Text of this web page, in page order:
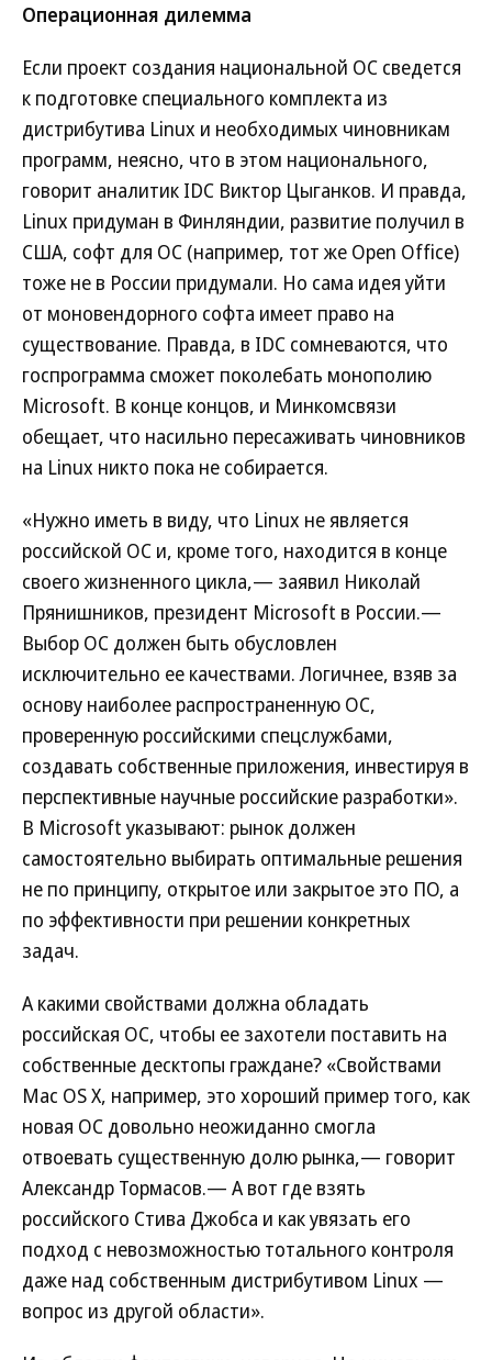
Операционная дилемма
Если проект создания национальной ОС сведется
к подготовке специального комплекта из
дистрибутива Linux и необходимых чиновникам
программ, неясно, что в этом национального,
говорит аналитик IDC Виктор Цыганков. И правда,
Linux придуман в Финляндии, развитие получил в
США, софт для ОС (например, тот же Open Office)
тоже не в России придумали. Но сама идея уйти
от моновендорного софта имеет право на
существование. Правда, в IDC сомневаются, что
госпрограмма сможет поколебать монополию
Microsoft. В конце концов, и Минкомсвязи
обещает, что насильно пересаживать чиновников
на Linux никто пока не собирается.
«Нужно иметь в виду, что Linux не является
российской ОС и, кроме того, находится в конце
своего жизненного цикла,— заявил Николай
Прянишников, президент Microsoft в России.—
Выбор ОС должен быть обусловлен
исключительно ее качествами. Логичнее, взяв за
основу наиболее распространенную ОС,
проверенную российскими спецслужбами,
создавать собственные приложения, инвестируя в
перспективные научные российские разработки».
В Microsoft указывают: рынок должен
самостоятельно выбирать оптимальные решения
не по принципу, открытое или закрытое это ПО, а
по эффективности при решении конкретных
задач.
А какими свойствами должна обладать
российская ОС, чтобы ее захотели поставить на
собственные десктопы граждане? «Свойствами
Mac OS X, например, это хороший пример того, как
новая ОС довольно неожиданно смогла
отвоевать существенную долю рынка,— говорит
Александр Тормасов.— А вот где взять
российского Стива Джобса и как увязать его
подход с невозможностью тотального контроля
даже над собственным дистрибутивом Linux —
вопрос из другой области».